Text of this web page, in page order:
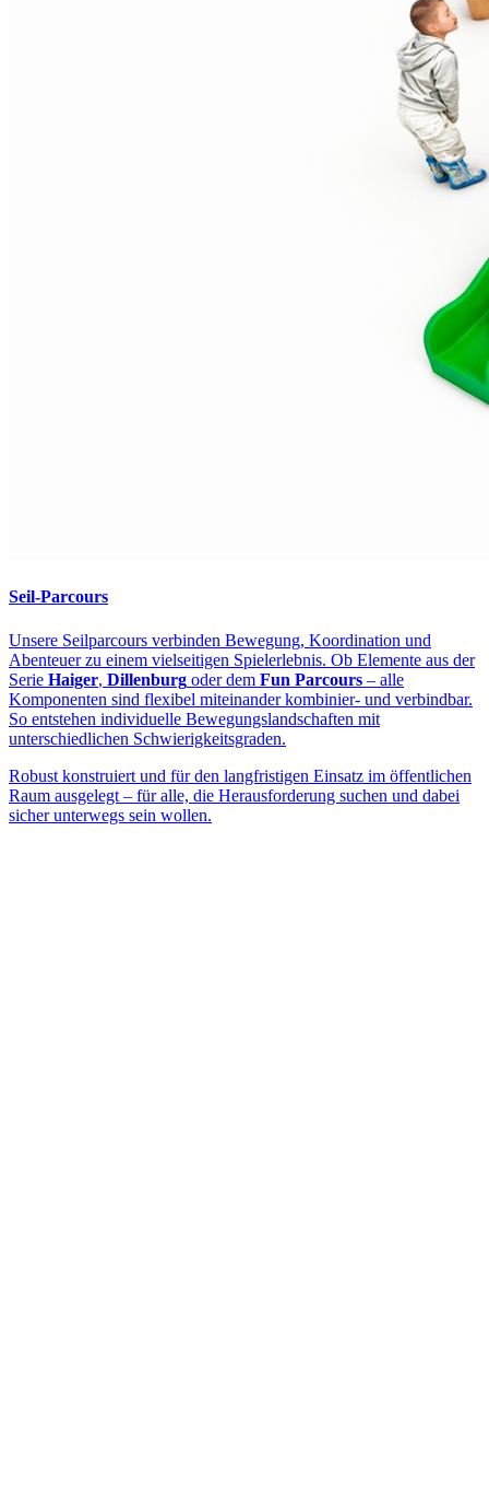
Seil-Parcours
Unsere Seilparcours verbinden Bewegung, Koordination und
Abenteuer zu einem vielseitigen Spielerlebnis. Ob Elemente aus der
Serie Haiger, Dillenburg oder dem Fun Parcours – alle
Komponenten sind flexibel miteinander kombinier- und verbindbar.
So entstehen individuelle Bewegungslandschaften mit
unterschiedlichen Schwierigkeitsgraden.
Robust konstruiert und für den langfristigen Einsatz im öffentlichen
Raum ausgelegt – für alle, die Herausforderung suchen und dabei
sicher unterwegs sein wollen.